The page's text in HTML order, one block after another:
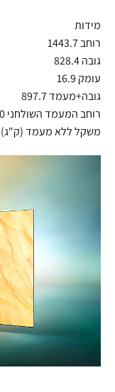
מידות
רוחב 1443.7
גובה 828.4
עומק 16.9
גובה+מעמד 897.7
רוחב המעמד השולחני 360
משקל ללא מעמד (ק"ג) 23.3